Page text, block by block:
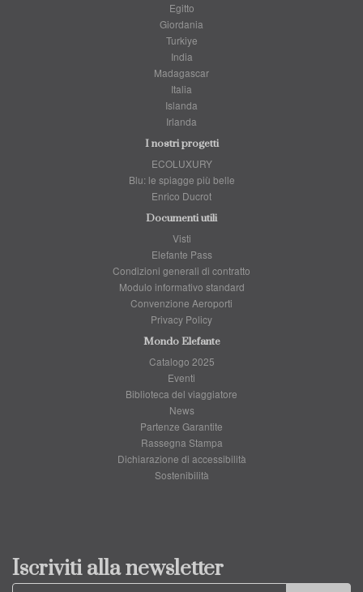
Egitto
Giordania
Turkiye
India
Madagascar
Italia
Islanda
Irlanda
I nostri progetti
ECOLUXURY
Blu: le spiagge più belle
Enrico Ducrot
Documenti utili
Visti
Elefante Pass
Condizioni generali di contratto
Modulo informativo standard
Convenzione Aeroporti
Privacy Policy
Mondo Elefante
Catalogo 2025
Eventi
Biblioteca del viaggiatore
News
Partenze Garantite
Rassegna Stampa
Dichiarazione di accessibilità
Sostenibilità
Iscriviti alla newsletter